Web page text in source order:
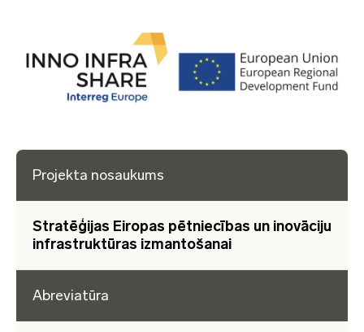
Projekta nosaukums
Stratēģijas Eiropas pētniecības un inovāciju
infrastruktūras izmantošanai
Abreviatūra